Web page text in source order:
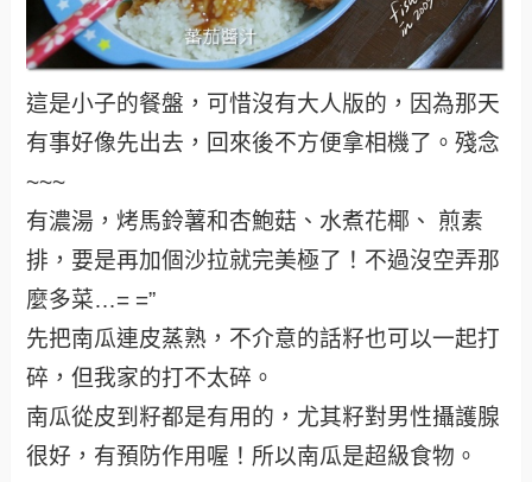
這是小子的餐盤，可惜沒有大人版的，因為那天
有事好像先出去，回來後不方便拿相機了。殘念
~~~
有濃湯，烤馬鈴薯和杏鮑菇、水煮花椰、 煎素
排，要是再加個沙拉就完美極了！不過沒空弄那
麼多菜…= =”
先把南瓜連皮蒸熟，不介意的話籽也可以一起打
碎，但我家的打不太碎。
南瓜從皮到籽都是有用的，尤其籽對男性攝護腺
很好，有預防作用喔！所以南瓜是超級食物。